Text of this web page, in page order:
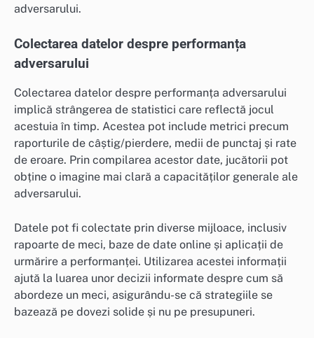
adversarului.
Colectarea datelor despre performanța
adversarului
Colectarea datelor despre performanța adversarului
implică strângerea de statistici care reflectă jocul
acestuia în timp. Acestea pot include metrici precum
raporturile de câștig/pierdere, medii de punctaj și rate
de eroare. Prin compilarea acestor date, jucătorii pot
obține o imagine mai clară a capacităților generale ale
adversarului.
Datele pot fi colectate prin diverse mijloace, inclusiv
rapoarte de meci, baze de date online și aplicații de
urmărire a performanței. Utilizarea acestei informații
ajută la luarea unor decizii informate despre cum să
abordeze un meci, asigurându-se că strategiile se
bazează pe dovezi solide și nu pe presupuneri.